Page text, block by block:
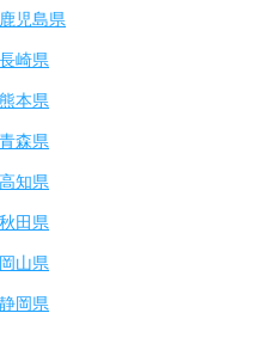
鹿児島県
長崎県
熊本県
青森県
高知県
秋田県
岡山県
静岡県